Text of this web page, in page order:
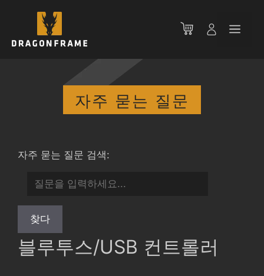
메
자주 묻는 질문
자주 묻는 질문 검색:
블루투스/USB 컨트롤러